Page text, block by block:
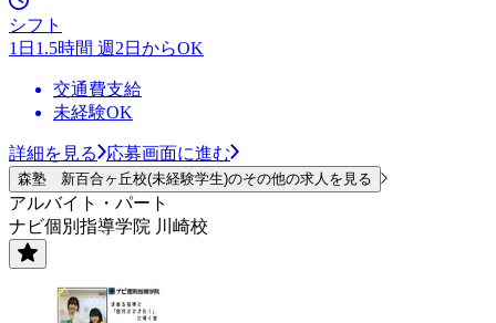
シフト
1日1.5時間 週2日からOK
交通費支給
未経験OK
詳細を見る 応募画面に進む
森塾 新百合ヶ丘校(未経験学生)のその他の求人を見る
アルバイト・パート
ナビ個別指導学院 川崎校